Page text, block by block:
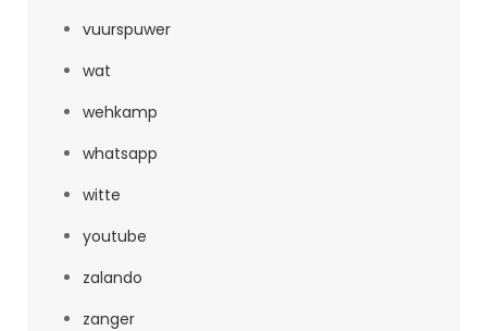
vuurspuwer
wat
wehkamp
whatsapp
witte
youtube
zalando
zanger